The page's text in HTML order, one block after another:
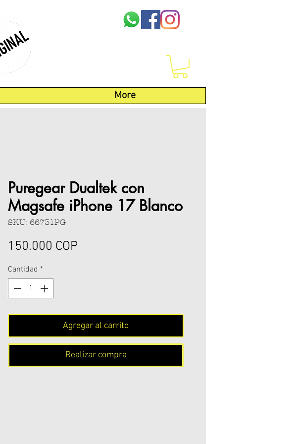
More
Puregear Dualtek con
Magsafe iPhone 17 Blanco
SKU: 66731PG
150.000 COP
Cantidad *
Agregar al carrito
Realizar compra